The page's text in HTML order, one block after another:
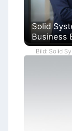
Solid
Business
Bild: Solid